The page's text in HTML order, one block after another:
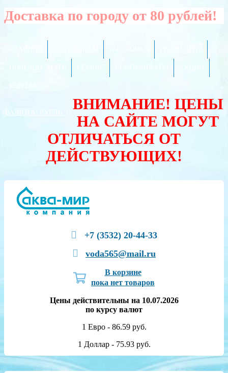
Доставка по городу от 80 рублей!
ВАЛЮТА:
ВНИМАНИЕ! ЦЕНЫ
НА САЙТЕ МОГУТ
ОТЛИЧАТЬСЯ ОТ
ДЕЙСТВУЮЩИХ!
+7 (3532) 20-44-33
voda565@mail.ru
В корзине
пока нет товаров
Цены действительны на 10.07.2026
по курсу валют
1 Евро - 86.59 руб.
1 Доллар - 75.93 руб.